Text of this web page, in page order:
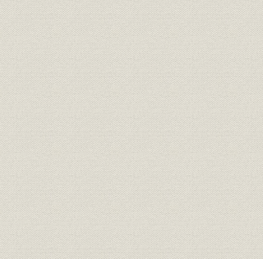
・新執行部体制で再建へ向けてスタート
・新経営体制、初年度の主な取組み
・王子製紙の完全系列化に入ることで合意
表1-1 第1次建設計画概要